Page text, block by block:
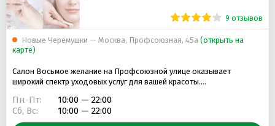
9 отзывов
Новые Черёмушки — Москва, Профсоюзная, 45а(открыть на
карте)
Салон Восьмое желание на Профсоюзной улице оказывает
широкий спектр уходовых услуг для вашей красоты.…
Пн-Пт:
10:00 — 22:00
Сб, Вс:
10:00 — 22:00